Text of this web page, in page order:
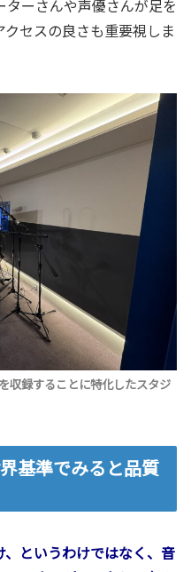
ーさんや声優さんが足を
セスの良さも重要視しま
収録することに特化したスタジ
基準でみると品質
というわけではなく、音